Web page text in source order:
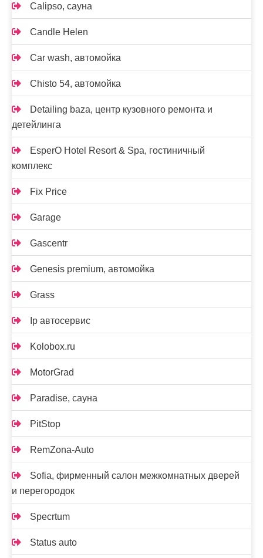
Calipso, сауна
Candle Helen
Car wash, автомойка
Chisto 54, автомойка
Detailing baza, центр кузовного ремонта и
детейлинга
EsperO Hotel Resort & Spa, гостиничный
комплекс
Fix Price
Garage
Gascentr
Genesis premium, автомойка
Grass
Ip автосервис
Kolobox.ru
MotorGrad
Paradise, сауна
PitStop
RemZona-Auto
Sofia, фирменный салон межкомнатных дверей
и перегородок
Specrtum
Status auto